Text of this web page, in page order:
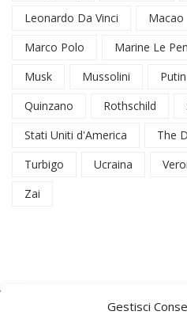
Gestisci
Leonardo Da Vinci
Macao
Marco Polo
Marine Le Pen
Musk
Mussolini Putin
Quinzano
Rothschild
Stati Uniti d'America
The
Turbigo
Ucraina
Zai